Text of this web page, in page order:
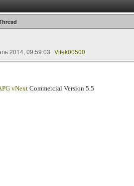
2014, 09:59:03 Vitek00500
vNext Commercial Version 5.5